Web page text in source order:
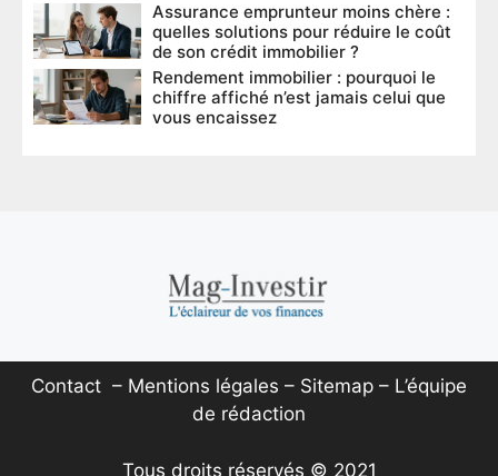
Assurance emprunteur moins chère :
quelles solutions pour réduire le coût
de son crédit immobilier ?
Rendement immobilier : pourquoi le
chiffre affiché n’est jamais celui que
vous encaissez
Contact – Mentions légales – Sitemap – L’équipe
de rédaction
Tous droits réservés © 2021